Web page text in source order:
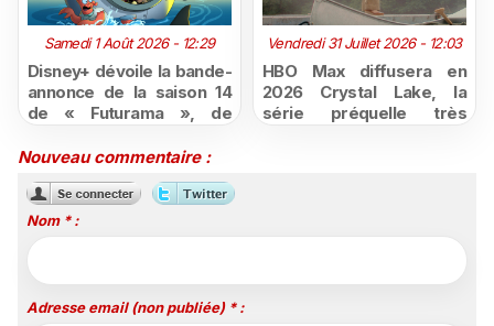
Samedi 1 Août 2026 - 12:29
Disney+ dévoile la bande-
annonce de la saison 14
de « Futurama », de
Vendredi 31 Juillet 2026 - 12:03
HBO Max diffusera en
2026 Crystal Lake, la
série préquelle très
Nouveau commentaire :
Nom * :
Adresse email (non publiée) * :